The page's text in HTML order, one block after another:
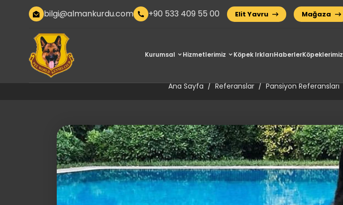
bilgi@almankurdu.com +90 533 409 55 00 Elit Yavru Mağaza
Kurumsal Hizmetlerimiz Köpek IrklarıHaberlerKöpeklerimiz
Ana Sayfa Referanslar Pansiyon Referansları